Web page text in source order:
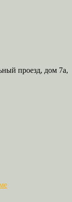
проезд, дом 7а,